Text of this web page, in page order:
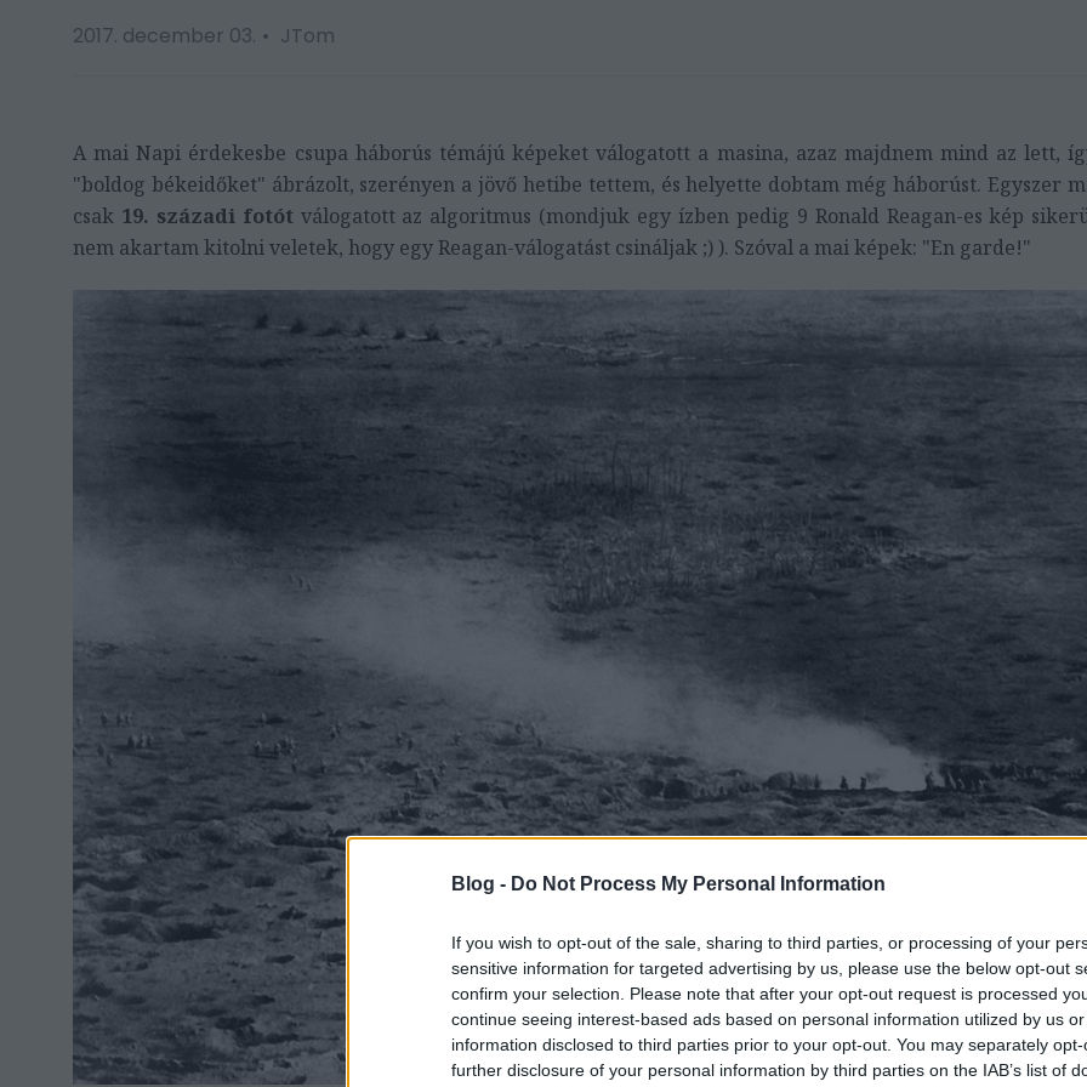
Blog - Do Not Process My Personal Information
If you wish to opt-out of the sale, sharing to third parties, or processing of your
sensitive information for targeted advertising by us, please use the below opt-out
confirm your selection. Please note that after your opt-out request is processed
continue seeing interest-based ads based on personal information utilized by us
information disclosed to third parties prior to your opt-out. You may separately
further disclosure of your personal information by third parties on the IAB’s list of
2017. december 03. JTom
A mai Napi érdekesbe csupa háborús témájú képeket válogatott a masina, azaz majdnem mind az lett,
"boldog békeidőket" ábrázolt, szerényen a jövő hetibe tettem, és helyette dobtam még háborúst. Egyszer
csak 19. századi fotótválogatott az algoritmus (mondjuk egy ízben pedig 9 Ronald Reagan-es kép
nem akartam kitolni veletek, hogy egy Reagan-válogatást csináljak ;) ). Szóval a mai képek: "En garde!"